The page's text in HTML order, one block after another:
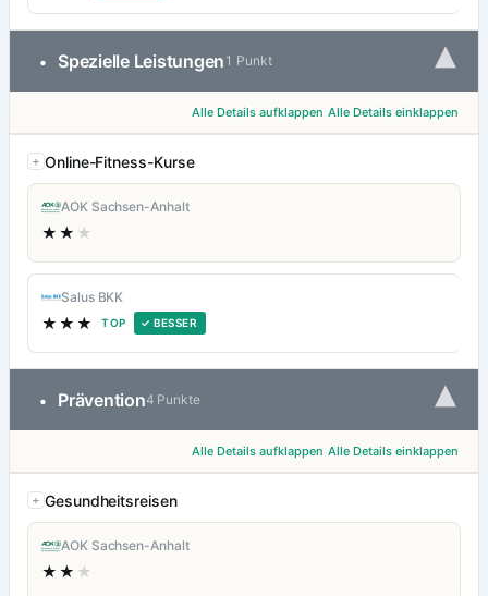
• Spezielle Leistungen 1 Punkt ▾
Alle Details aufklappen Alle Details einklappen
Online-Fitness-Kurse
AOK Sachsen-Anhalt
★★ ★
Salus BKK
★★★ TOP ✓ BESSER
• Prävention4 Punkte ▾
Alle Details aufklappen Alle Details einklappen
Gesundheitsreisen
AOK Sachsen-Anhalt
★★ ★